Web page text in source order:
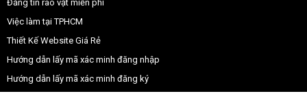
Đăng tin rao vặt miễn phí
Việc làm tại TPHCM
Thiết Kế Website Giá Rẻ
Hướng dẫn lấy mã xác minh đăng nhập
Hướng dẫn lấy mã xác minh đăng ký